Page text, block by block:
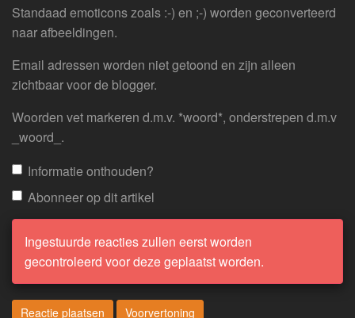
Standaad emoticons zoals :-) en ;-) worden geconverteerd
naar afbeeldingen.
Email adressen worden niet getoond en zijn alleen
zichtbaar voor de blogger.
Woorden vet markeren d.m.v. *woord*, onderstrepen d.m.v
_woord_.
Informatie onthouden?
Abonneer op dit artikel
Ingestuurde reacties zullen eerst worden
gecontroleerd voor deze geplaatst worden.